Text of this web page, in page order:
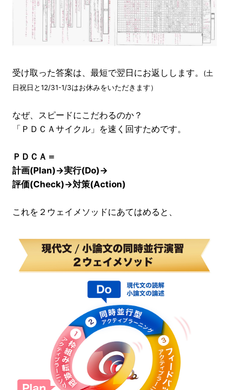
受け取った答案は、最短で翌日にお返しします。
(土
日祝日と12/31-1/3はお休みをいただきます）
なぜ、スピードにこだわるのか？
「ＰＤＣＡサイクル」を速く回すためです。
ＰＤＣＡ＝
計画(Plan)→実行(Do)→
評価(Check)→対策(Action)
これを２ウェイメソッドにあてはめると、